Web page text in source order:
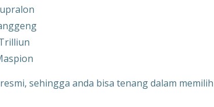
sehingga anda bisa tenang dalam